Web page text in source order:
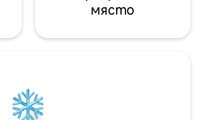
място